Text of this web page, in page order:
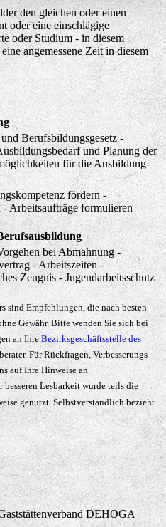
den gleichen oder einen
oder eine einschlägige
oder Studium - in diesem
angemessene Zeit in diesem
Berufsbildungsgesetz -
und Planung der
für die Ausbildung
fördern -
Arbeitsaufträge formulieren –
bei Abmahnung -
- Arbeitszeiten -
Zeugnis - Jugendarbeitsschutz
sind Empfehlungen, die nach besten
Gewähr. Bitte wenden Sie sich bei
an IhreBezirksgeschäftsstelle des
Für Rückfragen, Verbesserungs-
auf Ihre Hinweise an
besseren Lesbarkeit wurde teils die
genutzt. Selbstverständlich bezieht
DEHOGA